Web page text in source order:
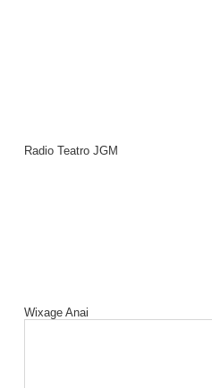
Radio Teatro JGM
Wixage Anai